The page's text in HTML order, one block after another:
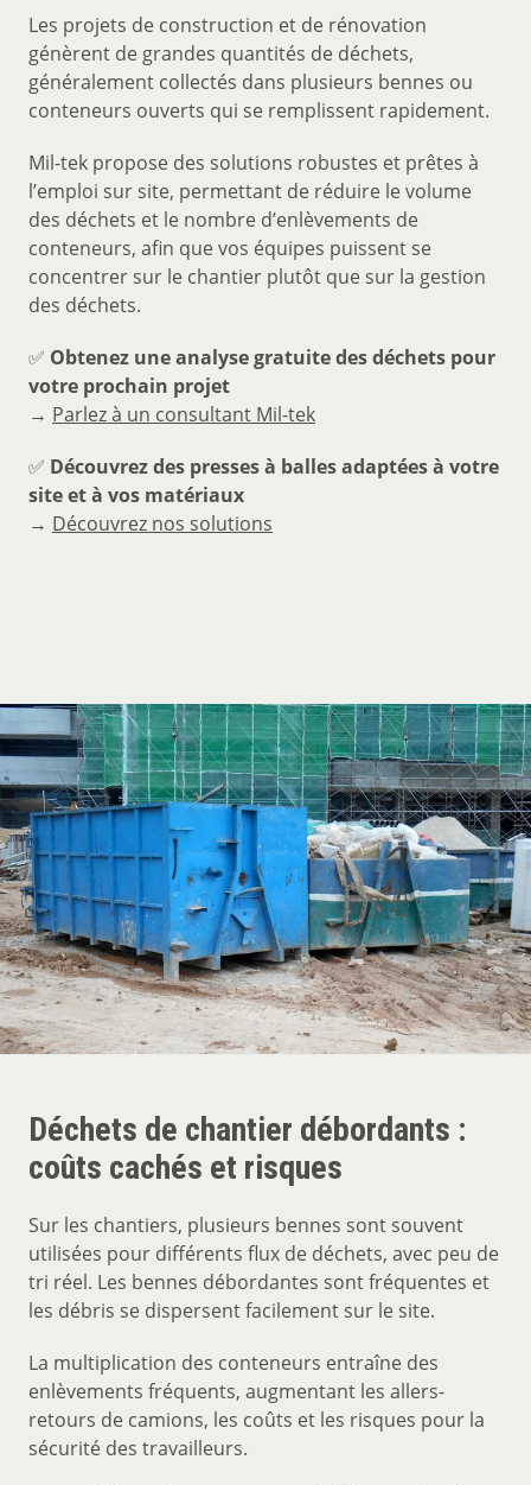
Les projets de construction et de rénovation
génèrent de grandes quantités de déchets,
généralement collectés dans plusieurs bennes ou
conteneurs ouverts qui se remplissent rapidement.
Mil-tek propose des solutions robustes et prêtes à
l’emploi sur site, permettant de réduire le volume
des déchets et le nombre d’enlèvements de
conteneurs, afin que vos équipes puissent se
concentrer sur le chantier plutôt que sur la gestion
des déchets.
✅ Obtenez une analyse gratuite des déchets pour
votre prochain projet
→ Parlez à un consultant Mil-tek
✅ Découvrez des presses à balles adaptées à votre
site et à vos matériaux
→ Découvrez nos solutions
Déchets de chantier débordants :
coûts cachés et risques
Sur les chantiers, plusieurs bennes sont souvent
utilisées pour différents flux de déchets, avec peu de
tri réel. Les bennes débordantes sont fréquentes et
les débris se dispersent facilement sur le site.
La multiplication des conteneurs entraîne des
enlèvements fréquents, augmentant les allers-
retours de camions, les coûts et les risques pour la
sécurité des travailleurs.